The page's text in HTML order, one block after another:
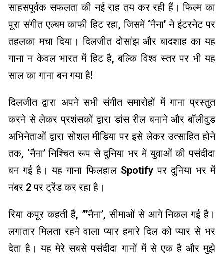
साहसपूर्वक सफलता की नई राह तय कर रही हैं। फिल्म का
पूरा संगीत एल्बम काफी हिट रहा, जिसमें ‘नैना’ ने इंटरनेट पर
तहलका मचा दिया। दिलजीत दोसांझ और बादशाह का यह
गाना न केवल भारत में हिट है, बल्कि विश्व स्तर पर भी यह
साल का गाना बन गया है!
दिलजीत द्वारा अपने सभी संगीत समारोहों में गाना प्रस्तुत
करने से लेकर प्रशंसकों द्वारा डांस रील बनाने और बॉलीवुड
अभिनेताओं द्वारा सोशल मीडिया पर इसे लेकर उत्साहित होने
तक, ‘नैना’ निश्चित रूप से दुनिया भर में युवाओं की पसंदीदा
बन गई है। यह गाना फिलहाल Spotify पर दुनिया भर में
नंबर 2 पर ट्रेंड कर रहा है।
रिया कपूर कहती हैं, ”’नैना’, सीमाओं से आगे निकल गई है।
लगातार मिलता रहने वाला प्यार हमारे दिल को प्यार से भर
देता है। यह मेरे सबसे पसंदीदा गानों में से एक है और मुझे